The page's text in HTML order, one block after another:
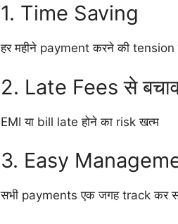
1. Time Saving
हर महीने payment करने की tension
2. Late Fees से
EMI या bill late होने का risk खत्म
3. Easy
सभी payments एक जगह track कर